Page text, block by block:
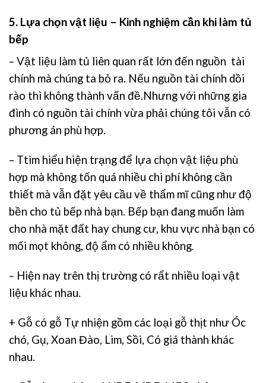
5. Lựa chọn vật liệu – Kinh nghiệm cần khi làm tủ
bếp
– Vật liệu làm tủ liên quan rất lớn đến nguồn tài
chính mà chúng ta bỏ ra. Nếu nguồn tài chính dồi
rào thì không thành vấn đề.Nhưng với những gia
đình có nguồn tài chính vừa phải chúng tôi vẫn có
phương án phù hợp.
– Ttìm hiểu hiện trạng để lựa chọn vật liệu phù
hợp mà không tốn quá nhiều chi phí không cần
thiết mà vẫn đặt yêu cầu về thẩm mĩ cũng như độ
bền cho tủ bếp nhà bạn. Bếp bạn đang muốn làm
cho nhà mặt đất hay chung cư, khu vực nhà bạn có
mối mọt không, độ ẩm có nhiều không.
– Hiện nay trên thị trường có rẩt nhiều loại vật
liệu khác nhau.
+ Gỗ có gỗ Tự nhiện gồm các loại gỗ thịt như Óc
chó, Gụ, Xoan Đào, Lim, Sồi, Có giá thành khác
nhau.